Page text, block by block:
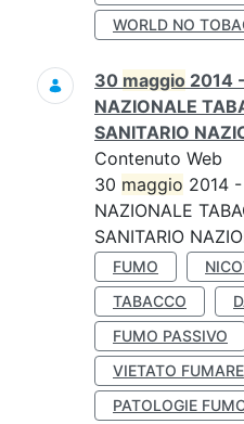
WORLD NO
30 maggio 2014
NAZIONALE
SANITARIO
Contenuto Web
30 maggio 2014
NAZIONALE
SANITARIO
FUMO
TABACCO
FUMO PASSIVO
VIETATO FUMARE
PATOLOGIE